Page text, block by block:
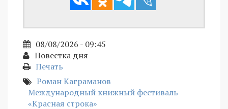
08/08/2026 - 09:45
Повестка дня
Печать
Роман Каграманов
Международный книжный фестиваль
«Красная строка»